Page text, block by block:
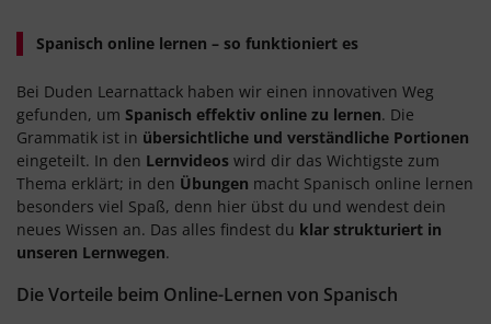
Spanisch online lernen – so funktioniert es
Bei Duden Learnattack haben wir einen innovativen Weg
gefunden, um Spanisch effektiv online zu lernen. Die
Grammatik ist in übersichtliche und verständliche Portionen
eingeteilt. In den Lernvideos wird dir das Wichtigste zum
Thema erklärt; in den Übungen macht Spanisch online lernen
besonders viel Spaß, denn hier übst du und wendest dein
neues Wissen an. Das alles findest du klar strukturiert in
unseren Lernwegen.
Die Vorteile beim Online-Lernen von Spanisch